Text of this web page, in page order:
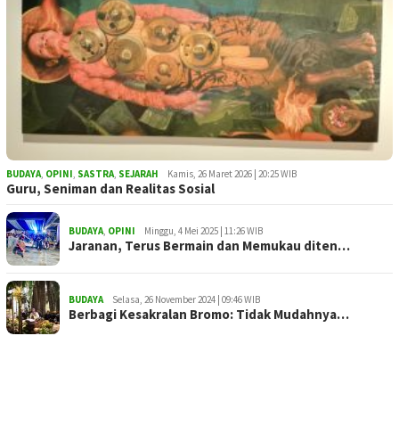
BUDAYA, OPINI, SASTRA, SEJARAH Kamis, 26 Maret 2026 | 20:25 WIB
Guru, Seniman dan Realitas Sosial
BUDAYA, OPINI Minggu, 4 Mei 2025 | 11:26 WIB
Jaranan, Terus Bermain dan Memukau diten…
BUDAYA Selasa, 26 November 2024 | 09:46 WIB
Berbagi Kesakralan Bromo: Tidak Mudahnya…